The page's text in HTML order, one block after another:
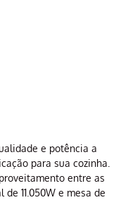
e potência a
para sua cozinha.
entre as
11.050W e mesa de